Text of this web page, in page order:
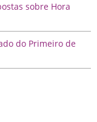
sobre Hora
do Primeiro de